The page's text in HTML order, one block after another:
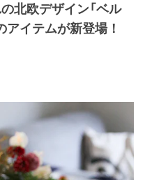
の北欧デザイン「ベル
アイテムが新登場！